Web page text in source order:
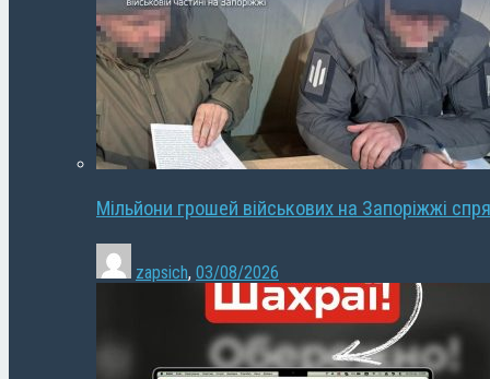
Мільйони грошей військових на Запоріжжі
zapsich, 03/08/2026